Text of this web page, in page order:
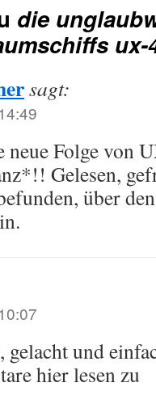
die
ux-
sagt:
Folge von
Gelesen,
über
gelacht und
hier lesen zu